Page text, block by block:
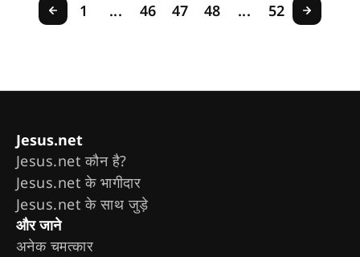
1 ... 46 47 48 ... 52
Jesus.net
Jesus.net कौन है?
Jesus.net के भागीदार
Jesus.net के साथ जुड़े
और जाने
अनेक चमत्कार